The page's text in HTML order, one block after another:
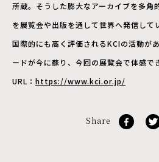
所蔵。そうした膨大なアーカイブを多角
を展覧会や出版を通して世界へ発信して
国際的にも高く評価されるKCIの活動が
ードが今に蘇り、今回の展覧会で体感で
URL： https://www.kci.or.jp/
Share